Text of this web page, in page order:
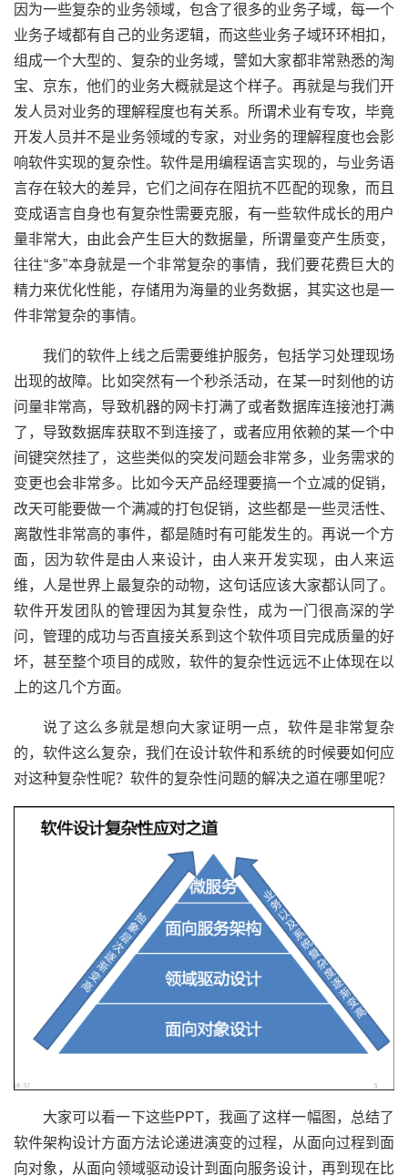
因为一些复杂的业务领域，包含了很多的业务子域，每一个
业务子域都有自己的业务逻辑，而这些业务子域环环相扣，
组成一个大型的、复杂的业务域，譬如大家都非常熟悉的淘
宝、京东，他们的业务大概就是这个样子。再就是与我们开
发人员对业务的理解程度也有关系。所谓术业有专攻，毕竟
开发人员并不是业务领域的专家，对业务的理解程度也会影
响软件实现的复杂性。软件是用编程语言实现的，与业务语
言存在较大的差异，它们之间存在阻抗不匹配的现象，而且
变成语言自身也有复杂性需要克服，有一些软件成长的用户
量非常大，由此会产生巨大的数据量，所谓量变产生质变，
往往“多”本身就是一个非常复杂的事情，我们要花费巨大的
精力来优化性能，存储用为海量的业务数据，其实这也是一
件非常复杂的事情。
我们的软件上线之后需要维护服务，包括学习处理现场
出现的故障。比如突然有一个秒杀活动，在某一时刻他的访
问量非常高，导致机器的网卡打满了或者数据库连接池打满
了，导致数据库获取不到连接了，或者应用依赖的某一个中
间键突然挂了，这些类似的突发问题会非常多，业务需求的
变更也会非常多。比如今天产品经理要搞一个立减的促销，
改天可能要做一个满减的打包促销，这些都是一些灵活性、
离散性非常高的事件，都是随时有可能发生的。再说一个方
面，因为软件是由人来设计，由人来开发实现，由人来运
维，人是世界上最复杂的动物，这句话应该大家都认同了。
软件开发团队的管理因为其复杂性，成为一门很高深的学
问，管理的成功与否直接关系到这个软件项目完成质量的好
坏，甚至整个项目的成败，软件的复杂性远远不止体现在以
上的这几个方面。
说了这么多就是想向大家证明一点，软件是非常复杂
的，软件这么复杂，我们在设计软件和系统的时候要如何应
对这种复杂性呢？软件的复杂性问题的解决之道在哪里呢？
大家可以看一下这些PPT，我画了这样一幅图，总结了
软件架构设计方面方法论递进演变的过程，从面向过程到面
向对象，从面向领域驱动设计到面向服务设计，再到现在比